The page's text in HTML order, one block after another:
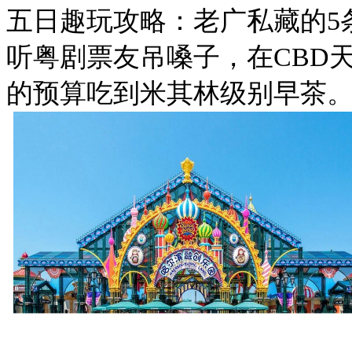
五日趣玩攻略：老广私藏的
听粤剧票友吊嗓子，在CBD
的预算吃到米其林级别早茶